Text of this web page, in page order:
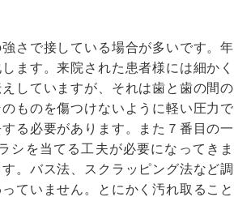
さで接している場合が多いです。年
ます。来院された患者様には細かく
していますが、それは歯と歯の間の
ものを傷つけないように軽い圧力で
る必要があります。また７番目の一
シを当てる工夫が必要になってきま
。バス法、スクラッピング法など調
ていません。とにかく汚れ取ること